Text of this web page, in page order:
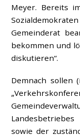
Meyer. Bereits
Gemeinderat
bekommen und
diskutieren“.
Demnach sollen
sowie der